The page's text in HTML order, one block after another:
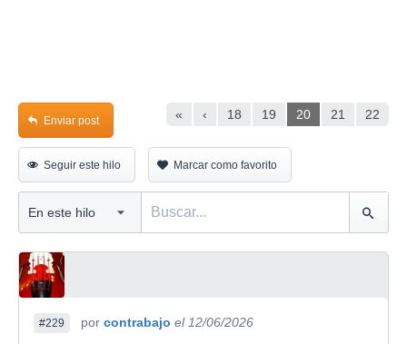
« ‹ 18 19 20 21 22
Enviar post
Seguir este hilo Marcar como favorito
#229 por contrabajo el 12/06/2026